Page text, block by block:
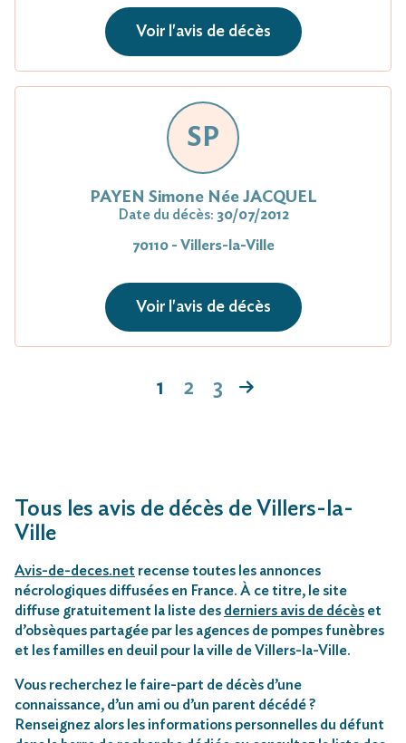
Voir l'avis de décès
SP
PAYEN Simone Née JACQUEL
Date du décès: 30/07/2012
70110 - Villers-la-Ville
Voir l'avis de décès
1 2 3
Tous les avis de décès de Villers-la-
Ville
Avis-de-deces.net recense toutes les annonces
nécrologiques diffusées en France. À ce titre, le site
diffuse gratuitement la liste des derniers avis de décès et
d’obsèques partagée par les agences de pompes funèbres
et les familles en deuil pour la ville de Villers-la-Ville.
Vous recherchez le faire-part de décès d’une
connaissance, d’un ami ou d’un parent décédé ?
Renseignez alors les informations personnelles du défunt